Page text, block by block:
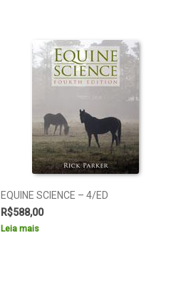
EQUINE SCIENCE – 4/ED
R$588,00
Leia mais